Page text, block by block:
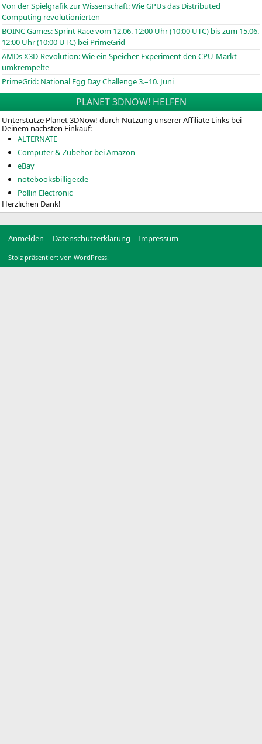
Von der Spielgrafik zur Wissenschaft: Wie GPUs das Distributed
Computing revolutionierten
BOINCGames: Sprint Race vom 12.06. 12:00 Uhr (10:00 UTC) bis zum 15.06.
12:00 Uhr (10:00 UTC) bei PrimeGrid
AMDs X3D-Revolution: Wie ein Speicher-Experiment den CPU-Markt
umkrempelte
PrimeGrid: National Egg Day Challenge 3.–10. Juni
PLANET 3DNOW! HELFEN
Unterstütze Planet 3DNow! durch Nutzung unserer Affiliate Links bei
Deinem nächsten Einkauf:
ALTERNATE
Computer & Zubehör bei Amazon
eBay
notebooksbilliger.de
Pollin Electronic
Herzlichen Dank!
Anmelden Datenschutzerklärung Impressum
Stolz präsentiert von WordPress.